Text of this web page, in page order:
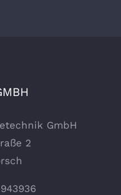
GmbH
2